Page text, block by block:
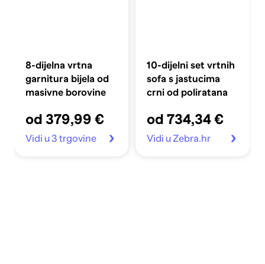
8-dijelna vrtna
garnitura bijela od
masivne borovine
od 379,99 €
Vidi u 3 trgovine
10-dijelni set vrtnih
sofa s jastucima
crni od poliratana
od 734,34 €
Vidi u Zebra.hr